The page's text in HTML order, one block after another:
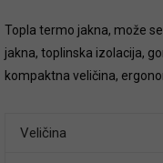
Topla termo jakna, može
jakna, toplinska izolacija,
kompaktna veličina,
Veličina